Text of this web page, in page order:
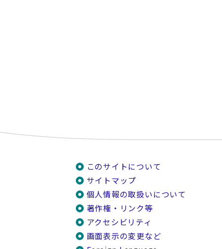
このサイトについて
サイトマップ
個人情報の取扱いについて
著作権・リンク等
アクセシビリティ
画面表示の変更など